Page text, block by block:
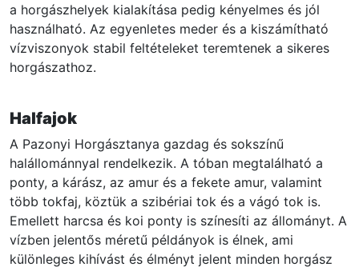
a horgászhelyek kialakítása pedig kényelmes és jól
használható. Az egyenletes meder és a kiszámítható
vízviszonyok stabil feltételeket teremtenek a sikeres
horgászathoz.
Halfajok
A Pazonyi Horgásztanya gazdag és sokszínű
halállománnyal rendelkezik. A tóban megtalálható a
ponty, a kárász, az amur és a fekete amur, valamint
több tokfaj, köztük a szibériai tok és a vágó tok is.
Emellett harcsa és koi ponty is színesíti az állományt. A
vízben jelentős méretű példányok is élnek, ami
különleges kihívást és élményt jelent minden horgász